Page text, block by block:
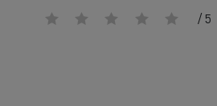
/ 5